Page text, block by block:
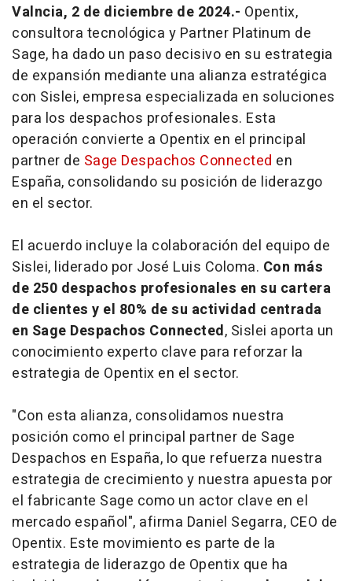
Valncia, 2 de diciembre de 2024.- Opentix,
consultora tecnológica y Partner Platinum de
Sage, ha dado un paso decisivo en su estrategia
de expansión mediante una alianza estratégica
con Sislei, empresa especializada en soluciones
para los despachos profesionales. Esta
operación convierte a Opentix en el principal
partner de Sage Despachos Connected en
España, consolidando su posición de liderazgo
en el sector.
El acuerdo incluye la colaboración del equipo de
Sislei, liderado por José Luis Coloma. Con más
de 250 despachos profesionales en su cartera
de clientes y el 80% de su actividad centrada
en Sage Despachos Connected, Sislei aporta un
conocimiento experto clave para reforzar la
estrategia de Opentix en el sector.
"Con esta alianza, consolidamos nuestra
posición como el principal partner de Sage
Despachos en España, lo que refuerza nuestra
estrategia de crecimiento y nuestra apuesta por
el fabricante Sage como un actor clave en el
mercado español", afirma Daniel Segarra, CEO de
Opentix. Este movimiento es parte de la
estrategia de liderazgo de Opentix que ha